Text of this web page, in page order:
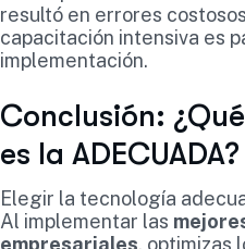
resultó en errores
capacitación intensiva es
implementación.
Conclusión:
es la ADECUADA?
Elegir la tecnología
Al implementar las
empresariales, optimizas